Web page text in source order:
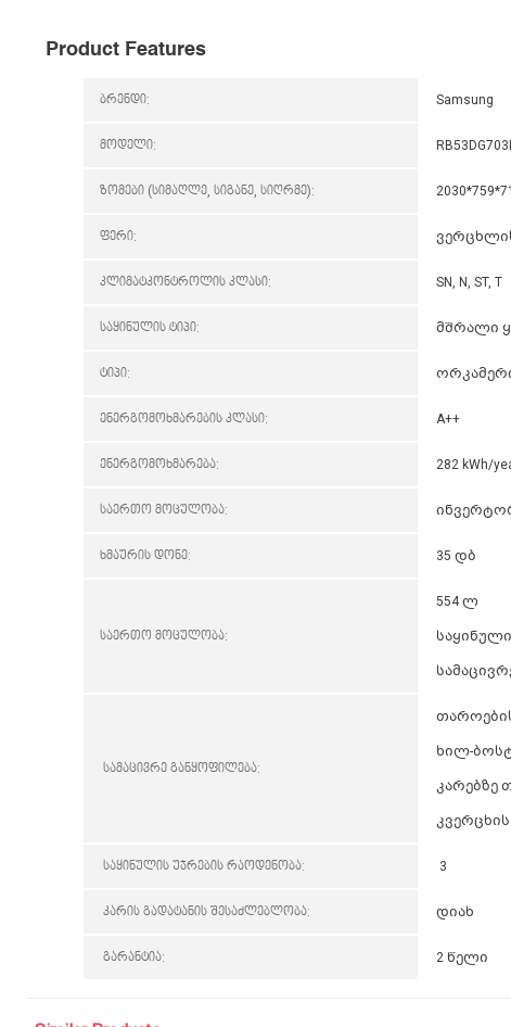
Product Features
ბრენდი: Samsung
მოდელი:
ზომები (სიმაღლე, სიგანე, სიღრმე):
ფერი:
კლიმატკონტროლის კლასი: SN, N, ST, T
საყინულის ტიპი: მშრალი
ტიპი:
ენერგომოხმარების კლასი: A++
ენერგომოხმარება: 282 kWh/
საერთო მოცულობა:
ხმაურის დონე: 35 დბ
საერთო მოცულობა:
554 ლ
სამაცივრე განყოფილება:
ხილ-
კარებზე
საყინულის უჯრების რაოდენობა: 3
კარის გადატანის შესაძლებლობა: დიახ
გარანტია: 2 წელი